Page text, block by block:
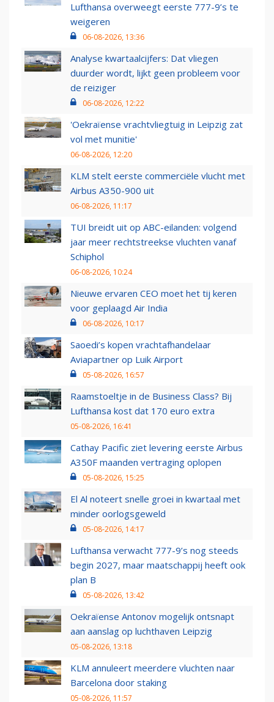
Lufthansa overweegt eerste 777-9’s te
weigeren
06-08-2026, 13:36
Analyse kwartaalcijfers: Dat vliegen
duurder wordt, lijkt geen probleem voor
de reiziger
06-08-2026, 12:22
'Oekraïense vrachtvliegtuig in Leipzig zat
vol met munitie'
06-08-2026, 12:20
KLM stelt eerste commerciële vlucht met
Airbus A350-900 uit
06-08-2026, 11:17
TUI breidt uit op ABC-eilanden: volgend
jaar meer rechtstreekse vluchten vanaf
Schiphol
06-08-2026, 10:24
Nieuwe ervaren CEO moet het tij keren
voor geplaagd Air India
06-08-2026, 10:17
Saoedi’s kopen vrachtafhandelaar
Aviapartner op Luik Airport
05-08-2026, 16:57
Raamstoeltje in de Business Class? Bij
Lufthansa kost dat 170 euro extra
05-08-2026, 16:41
Cathay Pacific ziet levering eerste Airbus
A350F maanden vertraging oplopen
05-08-2026, 15:25
El Al noteert snelle groei in kwartaal met
minder oorlogsgeweld
05-08-2026, 14:17
Lufthansa verwacht 777-9’s nog steeds
begin 2027, maar maatschappij heeft ook
plan B
05-08-2026, 13:42
Oekraïense Antonov mogelijk ontsnapt
aan aanslag op luchthaven Leipzig
05-08-2026, 13:18
KLM annuleert meerdere vluchten naar
Barcelona door staking
05-08-2026, 11:57